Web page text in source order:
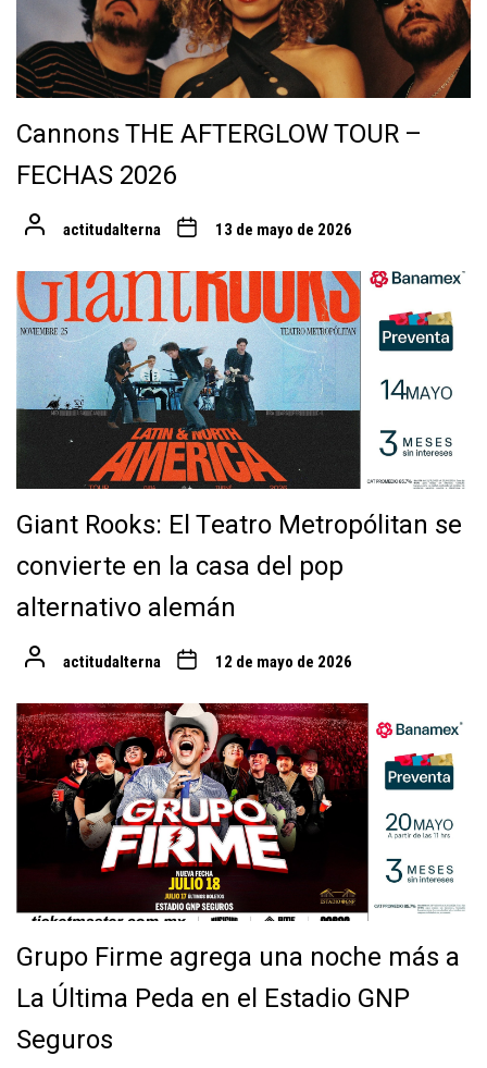
Cannons THE AFTERGLOW TOUR –
FECHAS 2026
actitudalterna 13 de mayo de 2026
Giant Rooks: El Teatro Metropólitan se
convierte en la casa del pop
alternativo alemán
actitudalterna 12 de mayo de 2026
Grupo Firme agrega una noche más a
La Última Peda en el Estadio GNP
Seguros